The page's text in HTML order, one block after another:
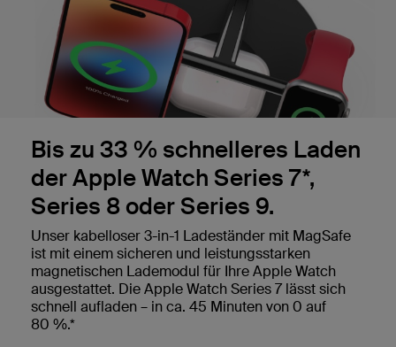
Bis zu 33 % schnelleres Laden
der Apple Watch Series 7*,
Series 8 oder Series 9.
Unser kabelloser 3-in-1 Ladeständer mit MagSafe
ist mit einem sicheren und leistungsstarken
magnetischen Lademodul für Ihre Apple Watch
ausgestattet. Die Apple Watch Series 7 lässt sich
schnell aufladen – in ca. 45 Minuten von 0 auf
80 %.*